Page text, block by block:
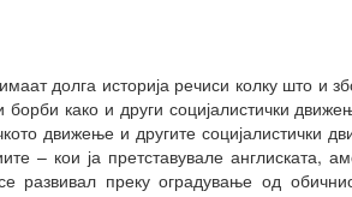
долга историја речиси колку што и
како и други социјалистички
движење и другите
– кои ја претставувале англиската,
развивал преку оградување од